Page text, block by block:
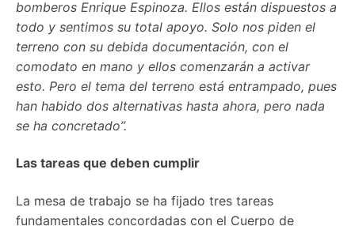
bomberos Enrique Espinoza. Ellos están dispuestos a
todo y sentimos su total apoyo. Solo nos piden el
terreno con su debida documentación, con el
comodato en mano y ellos comenzarán a activar
esto. Pero el tema del terreno está entrampado, pues
han habido dos alternativas hasta ahora, pero nada
se ha concretado”.
Las tareas que deben cumplir
La mesa de trabajo se ha fijado tres tareas
fundamentales concordadas con el Cuerpo de